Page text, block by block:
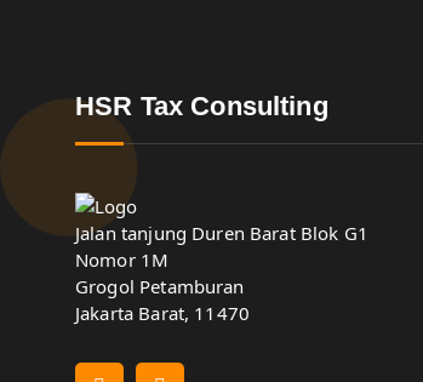
HSR Tax Consulting
Jalan tanjung Duren Barat Blok G1
Nomor 1M
Grogol Petamburan
Jakarta Barat, 11470